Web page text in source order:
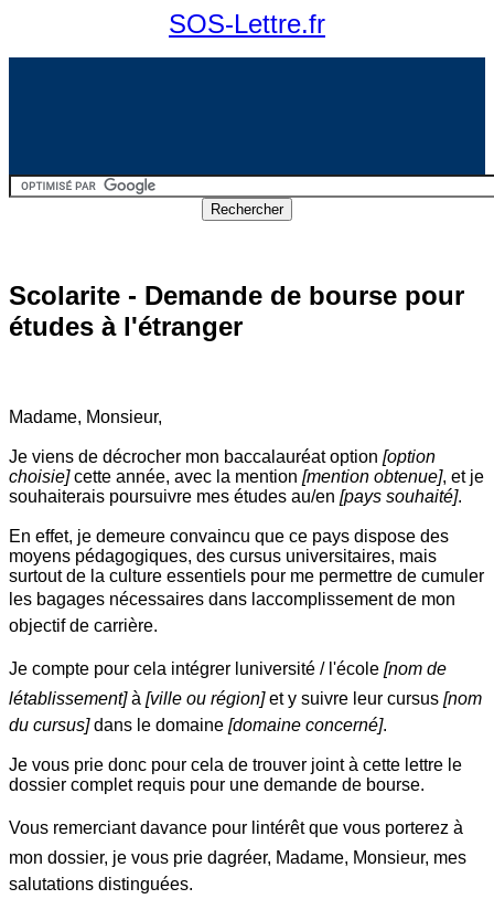
SOS-Lettre.fr
Scolarite - Demande de bourse pour
études à l'étranger
Madame, Monsieur,
Je viens de décrocher mon baccalauréat option [option
choisie]cette année, avec la mention [mention obtenue], et je
souhaiterais poursuivre mes études au/en [pays souhaité].
En effet, je demeure convaincu que ce pays dispose des
moyens pédagogiques, des cursus universitaires, mais
surtout de la culture essentiels pour me permettre de cumuler
les bagages nécessaires dans laccomplissement de mon
objectif de carrière.
Je compte pour cela intégrer luniversité / l'école [nom de
létablissement]à [ville ou région]et y suivre leur cursus [nom
du cursus]dans le domaine [domaine concerné].
Je vous prie donc pour cela de trouver joint à cette lettre le
dossier complet requis pour une demande de bourse.
Vous remerciant davance pour lintérêt que vous porterez à
mon dossier, je vous prie dagréer, Madame, Monsieur, mes
salutations distinguées.